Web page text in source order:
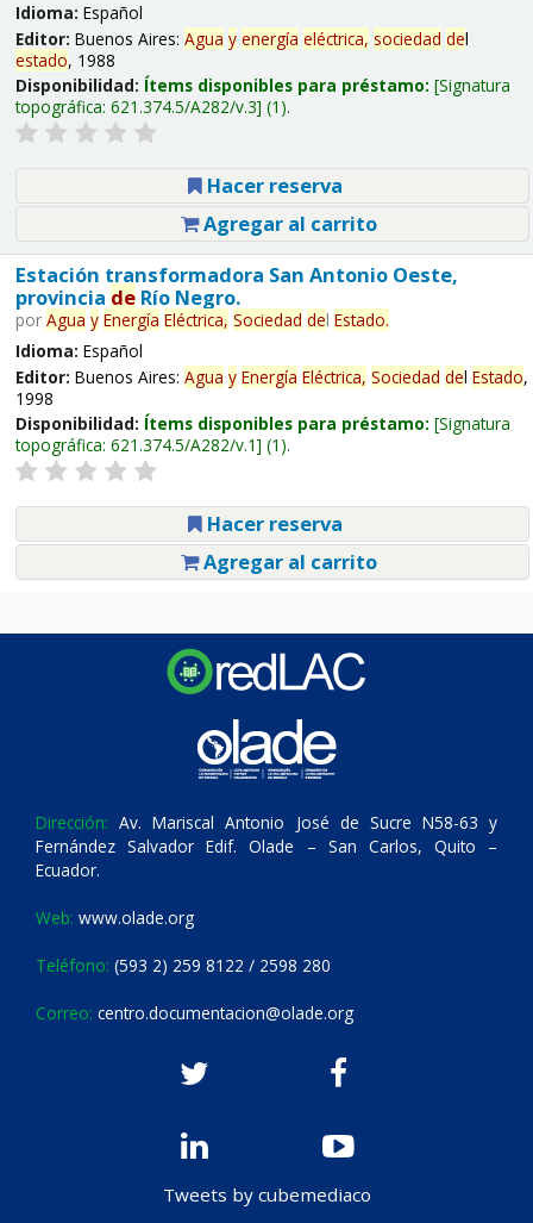
Idioma: Español
Editor: Buenos Aires: Agua y energía eléctrica, sociedad del
estado, 1988
Disponibilidad: Ítems disponibles para préstamo: Signatura
topográfica: 621.374.5/A282/v.3 (1).
Hacer reserva
Agregar al carrito
Estación transformadora San Antonio Oeste,
provincia deRío Negro.
por Agua y Energía Eléctrica, Sociedad del Estado.
Idioma: Español
Editor: Buenos Aires: Agua y Energía Eléctrica, Sociedad del Estado,
1998
Disponibilidad: Ítems disponibles para préstamo: Signatura
topográfica: 621.374.5/A282/v.1 (1).
Hacer reserva
Agregar al carrito
Dirección: Av. Mariscal Antonio José de Sucre N58-63 y
Fernández Salvador Edif. Olade – San Carlos, Quito –
Ecuador.
Web: www.olade.org
Teléfono: (593 2) 259 8122 / 2598 280
Correo: centro.documentacion@olade.org
Tweets by cubemediaco